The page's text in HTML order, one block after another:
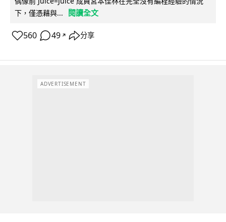
下，僅憑藉與...
閱讀全文
560 49 ↗ 分享
ADVERTISEMENT